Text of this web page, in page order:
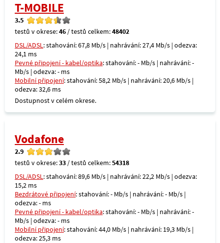
T-MOBILE
3.5
testů v okrese:46 / testů celkem:48402
DSL/ADSL: stahování: 67,8 Mb/s | nahrávání: 27,4 Mb/s | odezva:
24,1 ms
Pevné připojení - kabel/optika: stahování: - Mb/s | nahrávání: -
Mb/s | odezva: - ms
Mobilní připojení: stahování: 58,2 Mb/s | nahrávání: 20,6 Mb/s |
odezva: 32,6 ms
Dostupnost v celém okrese.
Vodafone
2.9
testů v okrese:33 / testů celkem:54318
DSL/ADSL: stahování: 89,6 Mb/s | nahrávání: 22,2 Mb/s | odezva:
15,2 ms
Bezdrátové připojení: stahování: - Mb/s | nahrávání: - Mb/s |
odezva: - ms
Pevné připojení - kabel/optika: stahování: - Mb/s | nahrávání: -
Mb/s | odezva: - ms
Mobilní připojení: stahování: 44,0 Mb/s | nahrávání: 19,3 Mb/s |
odezva: 25,3 ms